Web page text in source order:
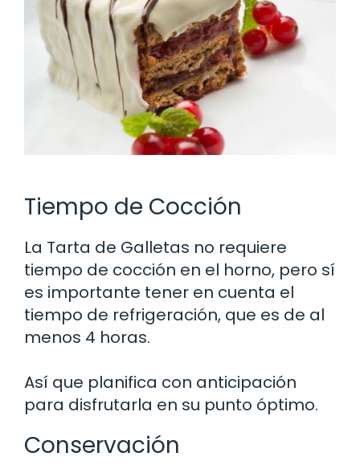
Tiempo de Cocción
La Tarta de Galletas no requiere
tiempo de cocción en el horno, pero sí
es importante tener en cuenta el
tiempo de refrigeración, que es de al
menos 4 horas.
Así que planifica con anticipación
para disfrutarla en su punto óptimo.
Conservación